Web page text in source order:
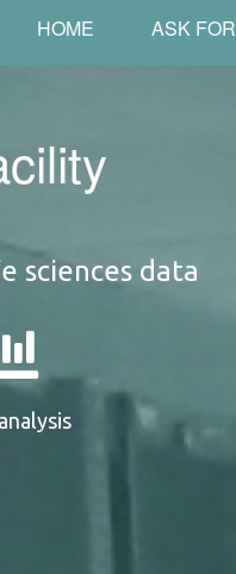
ASK FOR
HOME
sciences data